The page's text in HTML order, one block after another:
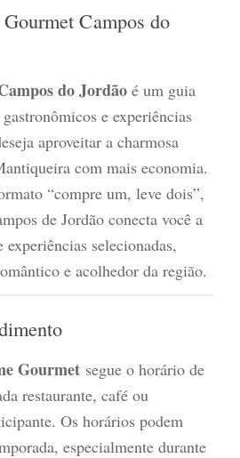
Campos do
do Jordão é um guia
e experiências
aproveitar a charmosa
com mais economia.
“compre um, leve dois”,
de Jordão conecta você a
experiências selecionadas,
e acolhedor da região.
Gourmet segue o horário de
restaurante, café ou
Os horários podem
especialmente durante